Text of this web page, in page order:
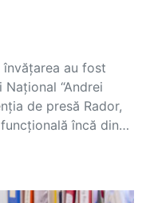
au fost
“Andrei
de presă Rador,
încă din…